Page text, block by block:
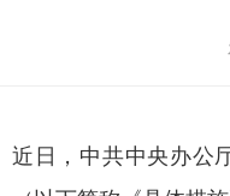
近日，中共中央办公